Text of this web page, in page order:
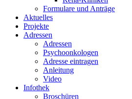
Formulare und Anträge
Aktuelles
Projekte
Adressen
Adressen
Psychoonkologen
Adresse eintragen
Anleitung
Video
Infothek
Broschüren